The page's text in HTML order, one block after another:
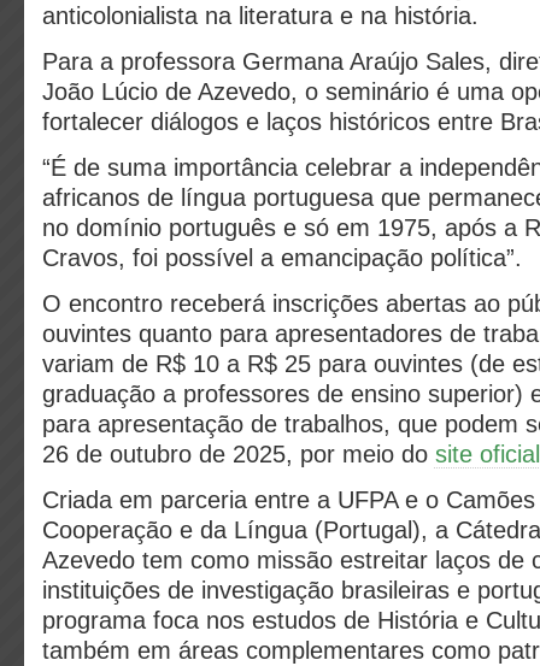
anticolonialista na literatura e na história.
Para a professora Germana Araújo Sales,
João Lúcio de Azevedo, o seminário é uma
fortalecer diálogos e laços históricos entre
“É de suma importância celebrar a
africanos de língua portuguesa que
no domínio português e só em 1975, após a
Cravos, foi possível a emancipação política”.
O encontro receberá inscrições abertas ao
ouvintes quanto para apresentadores de
variam de R$ 10 a R$ 25 para ouvintes (de
graduação a professores de ensino superior)
para apresentação de trabalhos, que podem
26 de outubro de 2025, por meio do site
Criada em parceria entre a UFPA e o
Cooperação e da Língua (Portugal), a
Azevedo tem como missão estreitar laços de
instituições de investigação brasileiras e
programa foca nos estudos de História e
também em áreas complementares como